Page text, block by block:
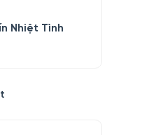
Nhiệt Tình